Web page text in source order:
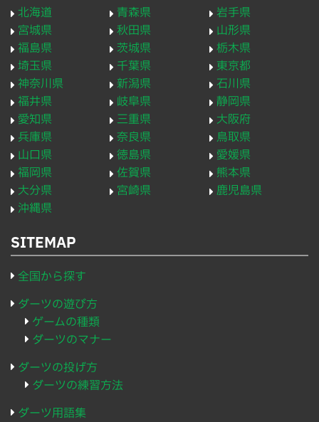
北海道 青森県
岩手県
宮城県
秋田県
山形県
福島県
茨城県
栃木県
埼玉県
千葉県
東京都
神奈川県
新潟県
石川県
福井県
岐阜県
静岡県
愛知県
三重県
大阪府
兵庫県
奈良県
鳥取県
山口県
徳島県
愛媛県
福岡県
佐賀県
熊本県
大分県
宮崎県
鹿児島県
沖縄県
SITEMAP
全国から探す
ダーツの遊び方
ゲームの種類
ダーツのマナー
ダーツの投げ方
ダーツの練習方法
ダーツ用語集